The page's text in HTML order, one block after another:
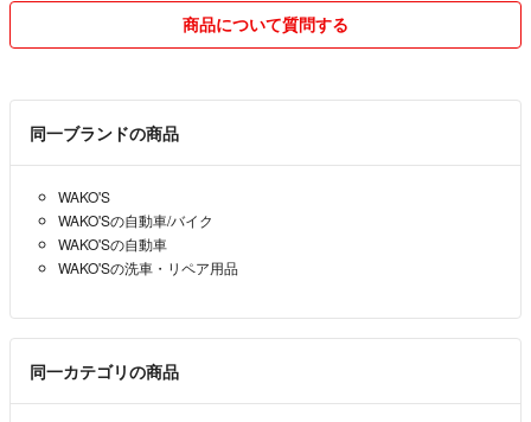
商品について質問する
同一ブランドの商品
WAKO'S
WAKO'Sの自動車/バイク
WAKO'Sの自動車
WAKO'Sの洗車・リペア用品
同一カテゴリの商品